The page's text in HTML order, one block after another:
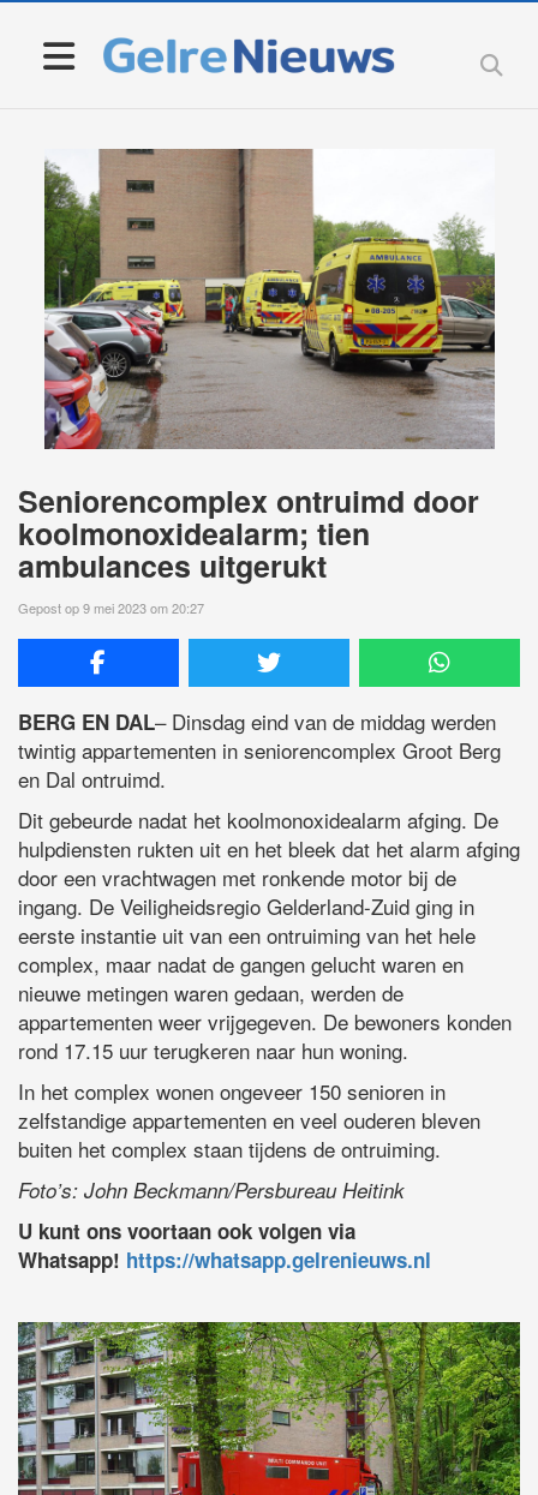
Seniorencomplex ontruimd door
koolmonoxidealarm; tien
ambulances uitgerukt
Gepost op 9 mei 2023 om 20:27
BERG EN DAL– Dinsdag eind van de middag werden
twintig appartementen in seniorencomplex Groot Berg
en Dal ontruimd.
Dit gebeurde nadat het koolmonoxidealarm afging. De
hulpdiensten rukten uit en het bleek dat het alarm afging
door een vrachtwagen met ronkende motor bij de
ingang. De Veiligheidsregio Gelderland-Zuid ging in
eerste instantie uit van een ontruiming van het hele
complex, maar nadat de gangen gelucht waren en
nieuwe metingen waren gedaan, werden de
appartementen weer vrijgegeven. De bewoners konden
rond 17.15 uur terugkeren naar hun woning.
In het complex wonen ongeveer 150 senioren in
zelfstandige appartementen en veel ouderen bleven
buiten het complex staan tijdens de ontruiming.
Foto’s: John Beckmann/Persbureau Heitink
U kunt ons voortaan ook volgen via
Whatsapp! https://whatsapp.gelrenieuws.nl